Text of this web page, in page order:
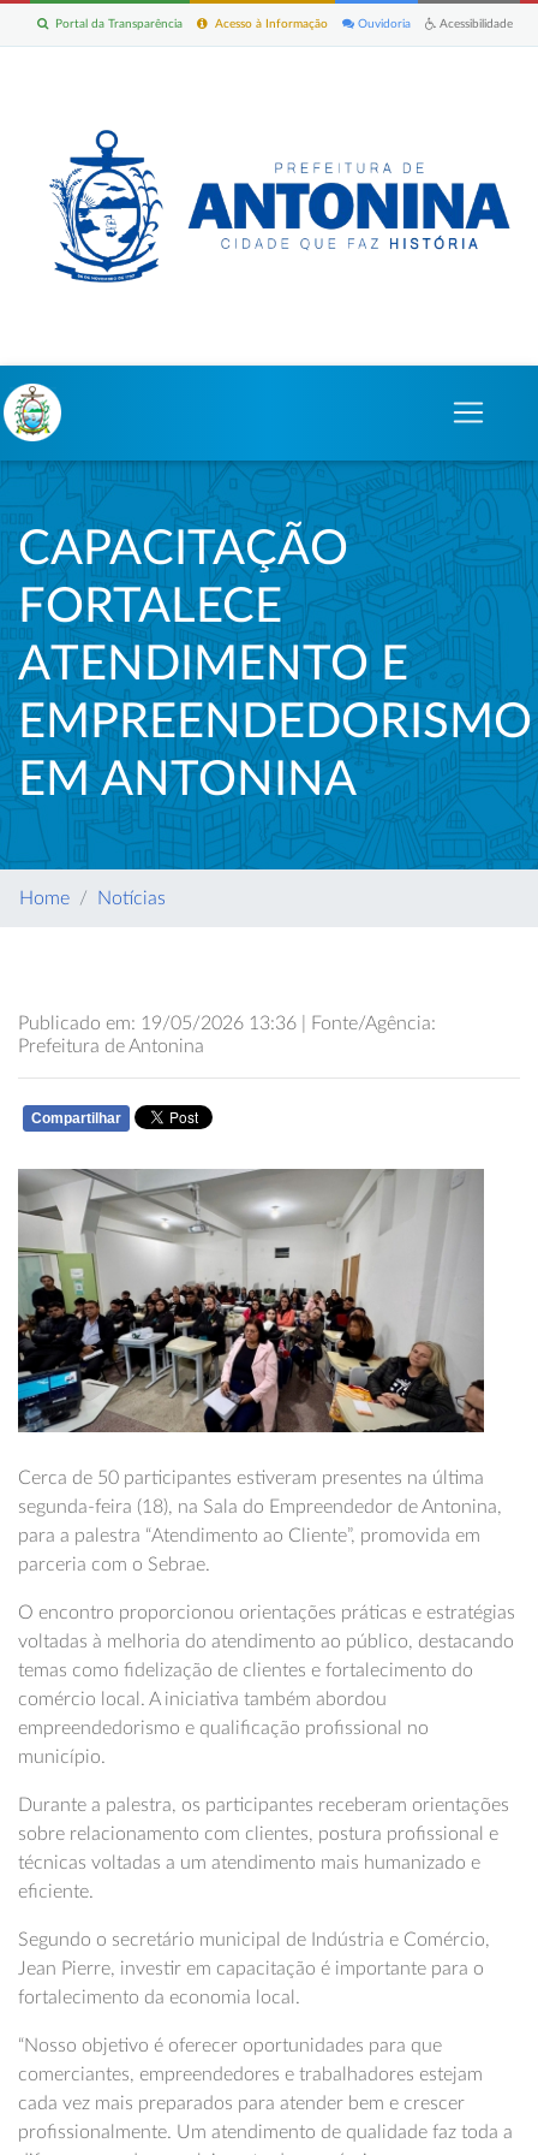
Acessibilidade
Ouvidoria
Acesso à Informação
Portal da Transparência
CAPACITAÇÃO
FORTALECE
ATENDIMENTO E
EMPREENDEDORISMO
EM ANTONINA
Home Notícias
Publicado em: 19/05/2026 13:36 | Fonte/Agência:
Prefeitura de Antonina
Compartilhar
Cerca de 50 participantes estiveram presentes na última
segunda-feira (18), na Sala do Empreendedor de Antonina,
para a palestra “Atendimento ao Cliente”, promovida em
parceria com o Sebrae.
O encontro proporcionou orientações práticas e estratégias
voltadas à melhoria do atendimento ao público, destacando
temas como fidelização de clientes e fortalecimento do
comércio local. A iniciativa também abordou
empreendedorismo e qualificação profissional no
município.
Durante a palestra, os participantes receberam orientações
sobre relacionamento com clientes, postura profissional e
técnicas voltadas a um atendimento mais humanizado e
eficiente.
Segundo o secretário municipal de Indústria e Comércio,
Jean Pierre, investir em capacitação é importante para o
fortalecimento da economia local.
“Nosso objetivo é oferecer oportunidades para que
comerciantes, empreendedores e trabalhadores estejam
cada vez mais preparados para atender bem e crescer
profissionalmente. Um atendimento de qualidade faz toda a